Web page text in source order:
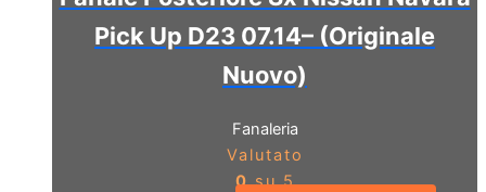
Pick Up D23 07.14– (Originale
Nuovo)
Fanaleria
Valutato
0su 5